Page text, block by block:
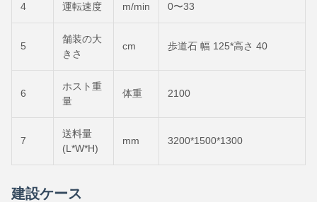
4 運転速度 m/min 0〜33
5
舗装の大
きさ
cm 歩道石 幅 125*高さ 40
6
ホスト重
量
体重 2100
7
送料量
(L*W*H)
mm 3200*1500*1300
建設ケース